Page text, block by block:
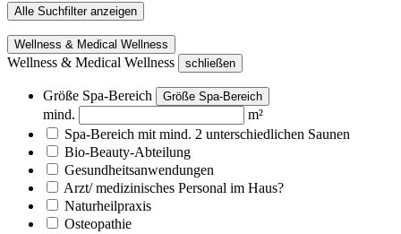
Alle Suchfilter anzeigen
Wellness & Medical Wellness
Wellness & Medical Wellness schließen
Größe Spa-Bereich Größe Spa-Bereich
mind.
m²
Spa-Bereich mit mind. 2 unterschiedlichen Saunen
Bio-Beauty-Abteilung
Gesundheitsanwendungen
Arzt/ medizinisches Personal im Haus?
Naturheilpraxis
Osteopathie